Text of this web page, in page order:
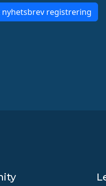
nyhetsbrev registrering